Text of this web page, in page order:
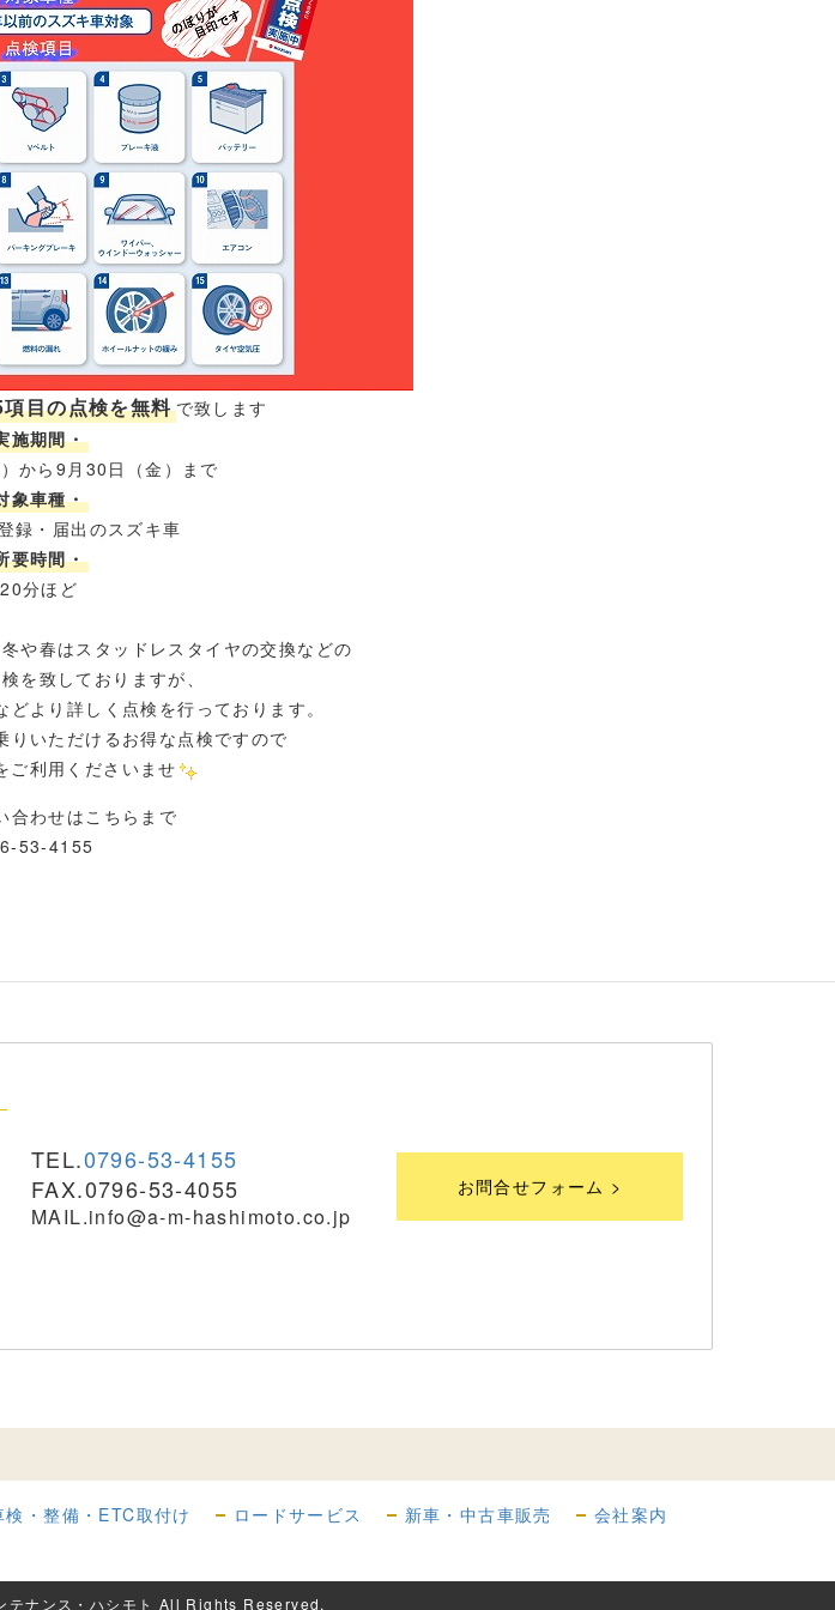
目の点検を無料で致します
施期間・
から9月30日（金）まで
象車種・
録・届出のスズキ車
要時間・
分ほど
や春はスタッドレスタイヤの交換などの
を致しておりますが、
より詳しく点検を行っております。
りいただけるお得な点検ですので
ご利用くださいませ
合わせはこちらまで
53-4155
TEL.0796-53-4155
FAX.0796-53-4055
MAIL.info@a-m-hashimoto.co.jp
お問合せフォーム >
・整備・ETC取付け ロードサービス 新車・中古車販売
会社案内
テナンス・ハシモト All Rights Reserved.